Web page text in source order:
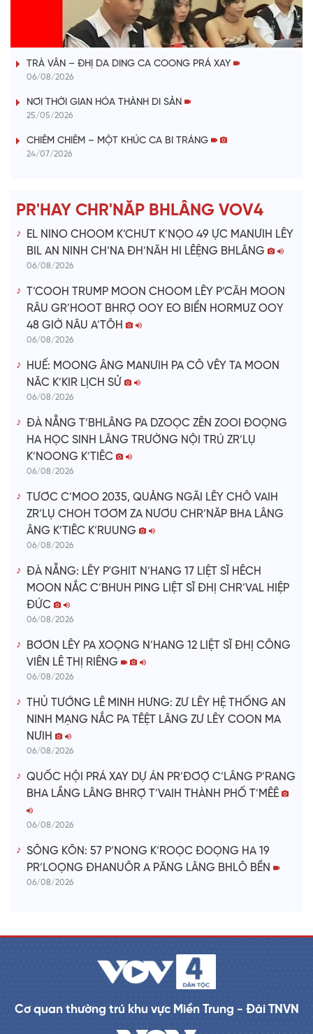
l
a
V
i
e
o
VÀI PHÚT DÀNH CHO QUẢNG BÁ
TRÀ VÂN – ĐHỊ DA DING CA COONG PRÁ XAY
06/08/2026
NƠI THỜI GIAN HÓA THÀNH DI SẢN
25/05/2026
CHIÊM CHIÊM – MỘT KHÚC CA BI TRÁNG
24/07/2026
PR'HAY CHR'NĂP BHLÂNG VOV4
EL NINO CHOOM K’CHƯT K’NỌO 49 ỰC MANƯIH LÊY
BIL AN NINH CH’NA ĐH’NĂH HI LÊỆNG BHLÂNG
06/08/2026
T’COOH TRUMP MOON CHOOM LÊY P’CĂH MOON
RÂU GR’HOOT BHRỢ OOY EO BIỂN HORMUZ OOY
48 GIỜ NÂU A’TÔH
06/08/2026
HUẾ: MOONG ÂNG MANƯIH PA CÔ VÊY TA MOON
NĂC K’KIR LỊCH SỬ
06/08/2026
ĐÀ NẴNG T’BHLÂNG PA DZOỌC ZÊN ZOOI ĐOỌNG
HA HỌC SINH LÂNG TRƯỜNG NỘI TRÚ ZR’LỤ
K’NOONG K’TIÊC
06/08/2026
TƯƠC C’MOO 2035, QUẢNG NGÃI LÊY CHÔ VAIH
ZR’LỤ CHOH TƠƠM ZA NƯƠU CHR’NĂP BHA LÂNG
ÂNG K’TIÊC K’RUUNG
06/08/2026
ĐÀ NẴNG: LÊY P'GHIT N’HANG 17 LIỆT SĨ HÊCH
MOON NẮC C’BHUH PING LIỆT SĨ ĐHỊ CHR’VAL HIỆP
ĐỨC
06/08/2026
BƠƠN LÊY PA XOỌNG N’HANG 12 LIỆT SĨ ĐHỊ CÔNG
VIÊN LÊ THỊ RIÊNG
06/08/2026
THỦ TƯỚNG LÊ MINH HƯNG: ZƯ LÊY HỆ THỐNG AN
NINH MẠNG NẮC PA TÊỆT LÂNG ZƯ LÊY COON MA
NƯIH
06/08/2026
QUỐC HỘI PRÁ XAY DỰ ÁN PR’ĐƠỢ C’LÂNG P’RANG
BHA LẦNG LÂNG BHRỢ T’VAIH THÀNH PHỐ T’MÊÊ
06/08/2026
SÔNG KÔN: 57 P’NONG K’ROỌC ĐOỌNG HA 19
PR’LOỌNG ĐHANUÔR A PĂNG LÂNG BHLÔ BỀN
06/08/2026
Cơ quan thường trú khu vực Miền Trung - Đài TNVN